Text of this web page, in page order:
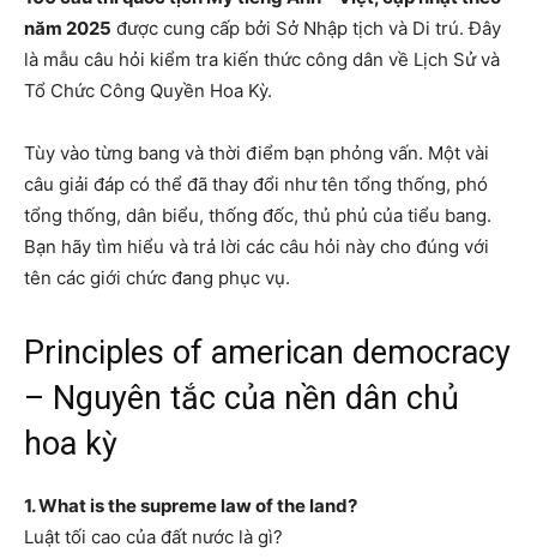
năm 2025 được cung cấp bởi Sở Nhập tịch và Di trú. Đây
là mẫu câu hỏi kiểm tra kiến thức công dân về Lịch Sử và
Tổ Chức Công Quyền Hoa Kỳ.
Tùy vào từng bang và thời điểm bạn phỏng vấn. Một vài
câu giải đáp có thể đã thay đổi như tên tổng thống, phó
tổng thống, dân biểu, thống đốc, thủ phủ của tiểu bang.
Bạn hãy tìm hiểu và trả lời các câu hỏi này cho đúng với
tên các giới chức đang phục vụ.
Principles of american democracy
– Nguyên tắc của nền dân chủ
hoa kỳ
1. What is the supreme law of the land?
Luật tối cao của đất nước là gì?